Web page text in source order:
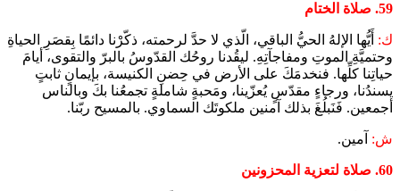
59. صلاة الختام
ك: أَيُّها الإلهُ الحيُّ الباقي، الّذي لا حدَّ لرحمته، ذكّرْنا دائمًا بِقصَرِ الحياةِ
وحتميَّةِ الموتِ ومفاجآتِهِ. ليقُدنا روحُك القدّوسُ بالبرّ والتقوى، أيامَ
حياتِنا كلِّها. فنخدمَكَ على الأرض في حِضنِ الكنيسة، بإيمانٍ ثابتٍ
يسندُنا، ورجاءٍ مقدّسٍ يُعزّينا، ومَحبةٍ شاملةٍ تجمعُنا بكَ وبالناس
أجمعين. فَنَبلُغَ بذلك آمنين ملكوتَك السماوي. بالمسيح ربّنا.
ش: آمين.
60. صلاة لتعزية المحزونين